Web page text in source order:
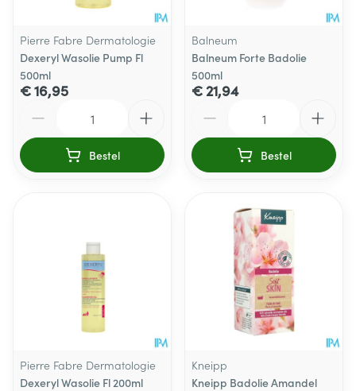
Pierre Fabre Dermatologie
Dexeryl Wasolie Pump Fl
500ml
€ 16,95
Bestel
Balneum
Balneum Forte Badolie
500ml
€ 21,94
Bestel
Pierre Fabre Dermatologie
Dexeryl Wasolie Fl 200ml
Kneipp
Kneipp Badolie Amandel